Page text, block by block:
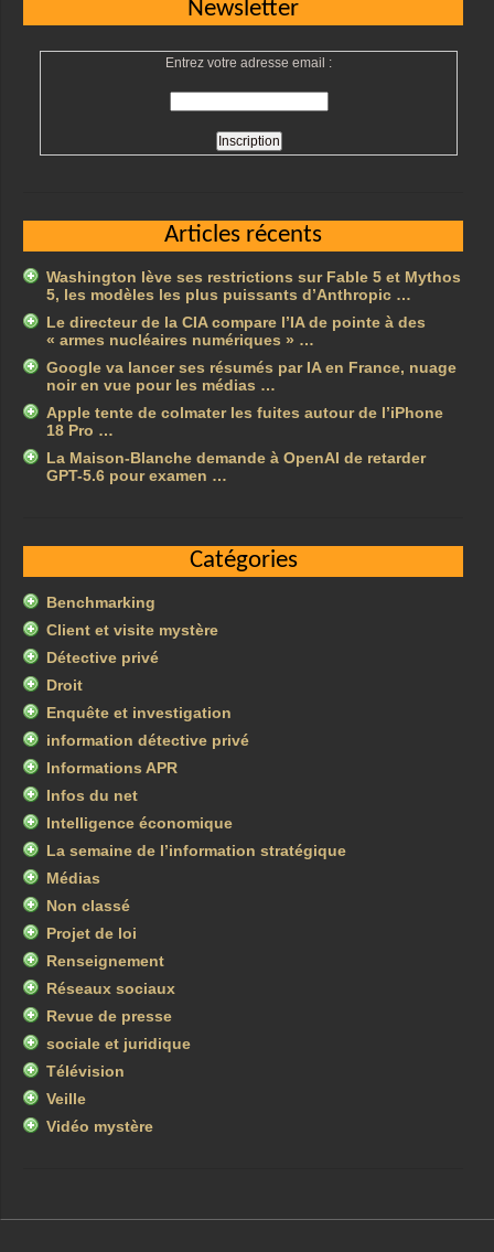
Newsletter
Entrez votre adresse email :
Articles récents
Washington lève ses restrictions sur Fable 5 et Mythos
5, les modèles les plus puissants d’Anthropic …
Le directeur de la CIA compare l’IA de pointe à des
« armes nucléaires numériques » …
Google va lancer ses résumés par IA en France, nuage
noir en vue pour les médias …
Apple tente de colmater les fuites autour de l’iPhone
18 Pro …
La Maison-Blanche demande à OpenAI de retarder
GPT-5.6 pour examen …
Catégories
Benchmarking
Client et visite mystère
Détective privé
Droit
Enquête et investigation
information détective privé
Informations APR
Infos du net
Intelligence économique
La semaine de l’information stratégique
Médias
Non classé
Projet de loi
Renseignement
Réseaux sociaux
Revue de presse
sociale et juridique
Télévision
Veille
Vidéo mystère